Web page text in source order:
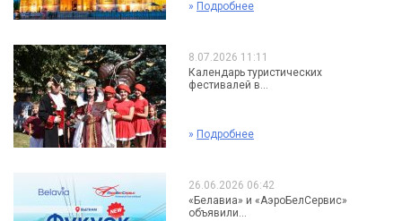
» Подробнее
8.07.2026 11:11
Календарь туристических
фестивалей в...
» Подробнее
26.06.2026 06:42
«Белавиа» и «АэроБелСервис»
объявили...